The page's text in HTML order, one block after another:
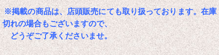
※掲載の商品は、店頭販売にても取り扱っております。在庫
切れの場合もございますので、
どうぞご了承くださいませ。